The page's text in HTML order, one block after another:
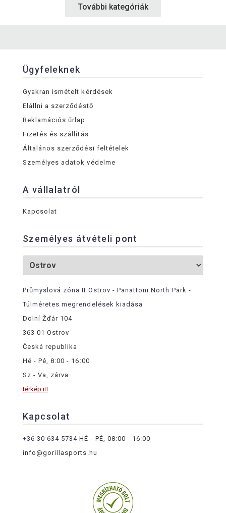
További kategóriák
Ügyfeleknek
Gyakran ismételt kérdések
Elállni a szerződéstő
Reklamációs űrlap
Fizetés és szállítás
Általános szerződési feltételek
Személyes adatok védelme
A vállalatról
Kapcsolat
Személyes átvételi pont
Průmyslová zóna II Ostrov - Panattoni North Park -
Túlméretes megrendelések kiadása
Dolní Žďár 104
363 01 Ostrov
Česká republika
Hé - Pé, 8:00 - 16:00
Sz - Va, zárva
térkép itt
Kapcsolat
+36 30 634 5734 HÉ - PÉ, 08:00 - 16:00
info@gorillasports.hu